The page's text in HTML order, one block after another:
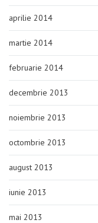
aprilie 2014
martie 2014
februarie 2014
decembrie 2013
noiembrie 2013
octombrie 2013
august 2013
iunie 2013
mai 2013